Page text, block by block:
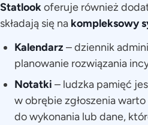
Statlookoferuje również
składają się na kompleksowy
Kalendarz – dziennik
planowanie rozwiązania
Notatki – ludzka pamięć
w obrębie zgłoszenia
do wykonania lub dane,